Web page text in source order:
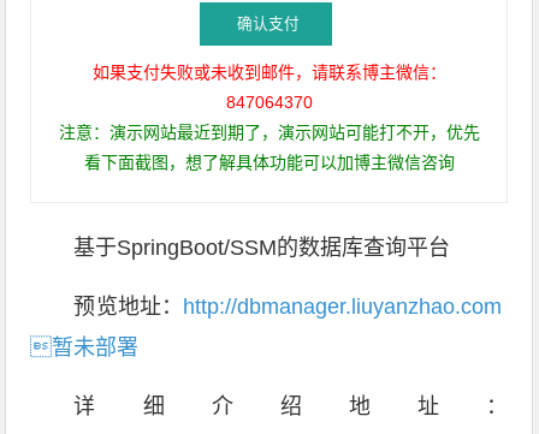
确认支付
如果支付失败或未收到邮件，请联系博主微信：
847064370
注意：演示网站最近到期了，演示网站可能打不开，优先
看下面截图，想了解具体功能可以加博主微信咨询
基于SpringBoot/SSM的数据库查询平台
预览地址： http://dbmanager.liuyanzhao.com
暂未部署
详细介绍地址：